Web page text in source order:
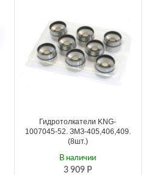
Гидротолкатели KNG-
1007045-52. ЗМЗ-405,406,409.
(8шт.)
3 909 Р
В наличии